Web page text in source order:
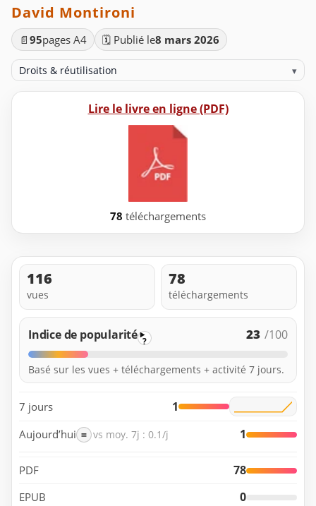
David Montironi
📄 95pages A4 🗓️ Publié le8 mars 2026
Droits & réutilisation ▾
Lire le livre en ligne (PDF)
78 téléchargements
116
vues
78
téléchargements
Indice de popularité ? 23 /100
Basé sur les vues + téléchargements + activité 7 jours.
7 jours 1
Aujourd’hui = vs moy. 7j : 0.1/j 1
PDF 78
EPUB 0